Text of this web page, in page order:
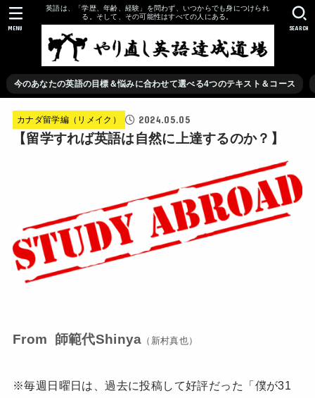
英語は、「学歴、年齢、経験」を問わず、いつからでも身につけられ
る。そして、その可能性はすべての人にある。
今のあなたの英語の目標＆悩みに合わせて選べる4つのテキスト＆コース
SEARCH
MENU
カナダ留学編（リメイク） 2024.05.05
【留学すれば英語は自然に上達するのか？】
From 師範代Shinya （新村真也）
※毎週日曜日は、過去に投稿して好評だった「僕が31